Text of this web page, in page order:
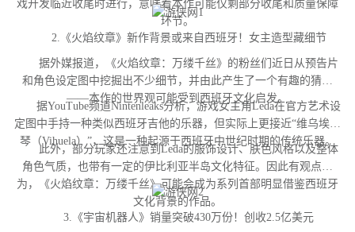
戏开发临近收尾时进行，意味着本作可能仅剩部分收尾和质量保障
环节。
2.《火焰纹章》新作背景或来自西班牙！女主造型藏细节
据外媒报道，《火焰纹章：万缕千丝》的粉丝们近日从预告片
和角色设定图中挖掘出不少细节，并由此产生了一个有趣的猜测
——本作的世界观可能受到西班牙文化启发。
据YouTube频道Nintenleaks分析，游戏女主角Leda在官方艺术设
定图中手持一种类似西班牙吉他的乐器，但实际上更接近“维乌埃拉
琴（Vihuela）”，这是一种起源于西班牙中世纪时期的传统乐器。
此外，部分玩家还注意到Leda的服饰设计、肤色风格以及整体
角色气质，也带有一定的伊比利亚半岛文化特征。因此有观点认
为，《火焰纹章：万缕千丝》可能会成为系列首部明显借鉴西班牙
文化背景的作品。
3.《宇宙机器人》销量突破430万份！创收2.5亿美元